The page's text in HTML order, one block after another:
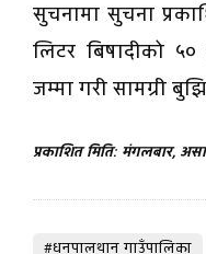
सुचनामा सुचना
लिटर बिषादीको
जम्मा गरी सामग्री
प्रकाशित मिति: मंगलबार,
#धनपालथान गाउँपालिका